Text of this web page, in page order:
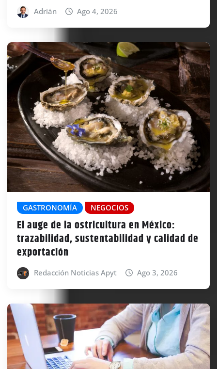
Adrián Ago 4, 2026
GASTRONOMÍA NEGOCIOS
El auge de la ostricultura en México:
trazabilidad, sustentabilidad y calidad de
exportación
Redacción Noticias Apyt Ago 3, 2026